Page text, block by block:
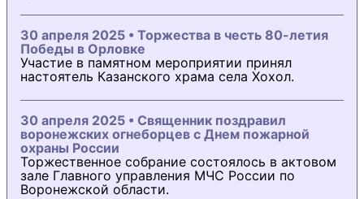
30 апреля 2025 • Торжества в честь 80-летия
Победы в Орловке
Участие в памятном мероприятии принял
настоятель Казанского храма села Хохол.
30 апреля 2025 • Священник поздравил
воронежских огнеборцев с Днем пожарной
охраны России
Торжественное собрание состоялось в актовом
зале Главного управления МЧС России по
Воронежской области.